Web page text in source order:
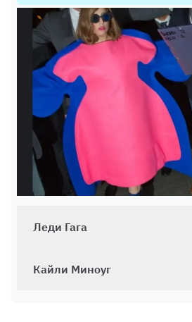
Леди Гага
Кайли Миноуг